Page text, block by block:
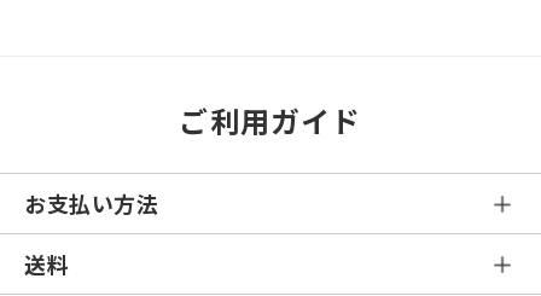
ご利用ガイド
お支払い方法
送料